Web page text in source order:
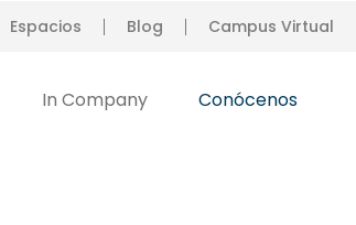
Espacios Blog Campus Virtual
In Company Conócenos